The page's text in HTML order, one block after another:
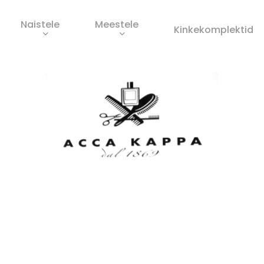
Naistele Meestele Kinkekomplektid
Ostukorv